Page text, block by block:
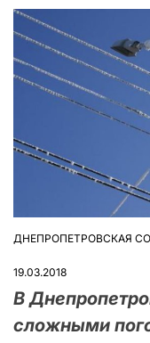
ОПУБЛІКУВАТИ
ДНЕПРОПЕТРОВСКАЯ
19.03.2018
В
сложными